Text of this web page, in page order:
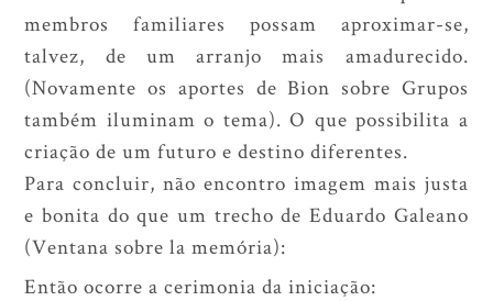
membros familiares possam aproximar-se,
talvez, de um arranjo mais amadurecido.
(Novamente os aportes de Bion sobre Grupos
também iluminam o tema). O que possibilita a
criação de um futuro e destino diferentes.
Para concluir, não encontro imagem mais justa
e bonita do que um trecho de Eduardo Galeano
(Ventana sobre la memória):
Então ocorre a cerimonia da iniciação: